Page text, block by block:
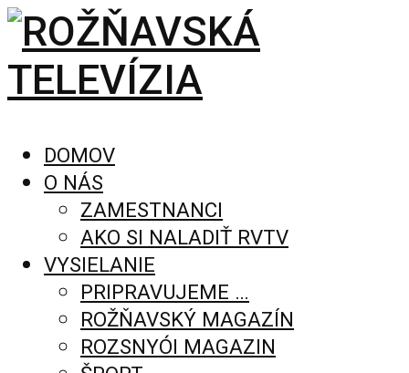
DOMOV
O NÁS
ZAMESTNANCI
AKO SI NALADIŤ RVTV
VYSIELANIE
PRIPRAVUJEME …
ROŽŇAVSKÝ MAGAZÍN
ROZSNYÓI MAGAZIN